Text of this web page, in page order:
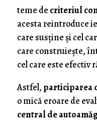
teme de criteriul
acesta reintroduce
care susține și cel
care construiește,
cel care este efectiv
Astfel, participarea
o mică eroare de
central de